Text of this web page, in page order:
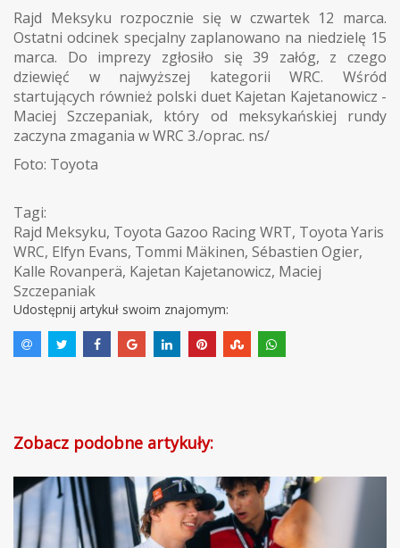
Rajd Meksyku rozpocznie się w czwartek 12 marca.
Ostatni odcinek specjalny zaplanowano na niedzielę 15
marca. Do imprezy zgłosiło się 39 załóg, z czego
dziewięć w najwyższej kategorii WRC. Wśród
startujących również polski duet Kajetan Kajetanowicz -
Maciej Szczepaniak, który od meksykańskiej rundy
zaczyna zmagania w WRC 3./oprac. ns/
Foto: Toyota
Tagi:
Rajd Meksyku, Toyota Gazoo Racing WRT, Toyota Yaris
WRC, Elfyn Evans, Tommi Mäkinen, Sébastien Ogier,
Kalle Rovanperä, Kajetan Kajetanowicz, Maciej
Szczepaniak
Udostępnij artykuł swoim znajomym:
Zobacz podobne artykuły: